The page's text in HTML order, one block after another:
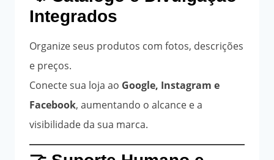
Integrados
Organize seus produtos com fotos, descrições
e preços.
Conecte sua loja ao Google, Instagram e
Facebook, aumentando o alcance e a
visibilidade da sua marca.